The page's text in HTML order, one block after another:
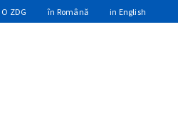
О ZDG în Română in English